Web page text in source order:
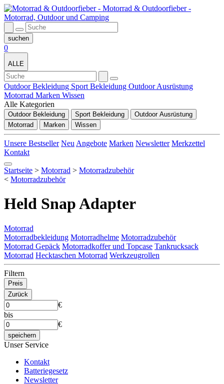
0
ALLE
Outdoor Bekleidung Sport Bekleidung Outdoor Ausrüstung
Motorrad Marken Wissen
Alle Kategorien
Outdoor Bekleidung Sport Bekleidung
Outdoor Ausrüstung
Motorrad
Marken Wissen
Unsere Bestseller Neu Angebote Marken Newsletter Merkzettel
Kontakt
Startseite > Motorrad > Motorradzubehör
< Motorradzubehör
Held Snap Adapter
Motorrad
Motorradbekleidung Motorradhelme Motorradzubehör
Motorrad Gepäck Motorradkoffer und Topcase Tankrucksack
Motorrad Hecktaschen Motorrad Werkzeugrollen
Filtern
Preis
Zurück
€
bis
€
speichern
Unser Service
Kontakt
Batteriegesetz
Newsletter